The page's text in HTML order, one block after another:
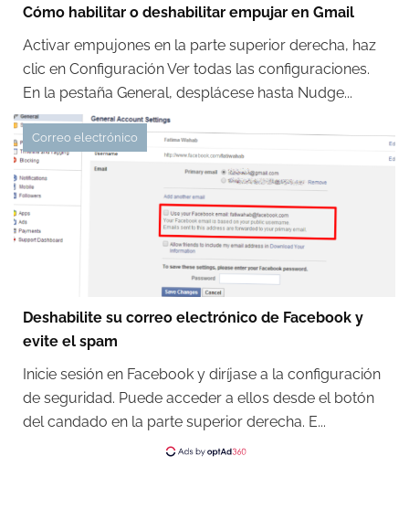
Cómo habilitar o deshabilitar empujar en Gmail
Activar empujones en la parte superior derecha, haz
clic en Configuración Ver todas las configuraciones.
En la pestaña General, desplácese hasta Nudge...
Correo electrónico
Deshabilite su correo electrónico de Facebook y
evite el spam
Inicie sesión en Facebook y diríjase a la configuración
de seguridad. Puede acceder a ellos desde el botón
del candado en la parte superior derecha. E...